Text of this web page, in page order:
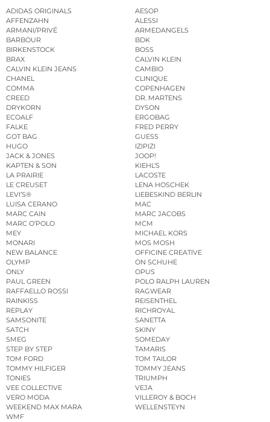
ADIDAS ORIGINALS
AESOP
AFFENZAHN
ALESSI
ARMANI/PRIVÉ
ARMEDANGELS
BARBOUR
BDK
BIRKENSTOCK
BOSS
BRAX
CALVIN KLEIN
CALVIN KLEIN JEANS
CAMBIO
CHANEL
CLINIQUE
COMMA
COPENHAGEN
CREED
DR. MARTENS
DRYKORN
DYSON
ECOALF
ERGOBAG
FALKE
FRED PERRY
GOT BAG
GUESS
HUGO
IZIPIZI
JACK & JONES
JOOP!
KAPTEN & SON
KIEHL’S
LA PRAIRIE
LACOSTE
LE CREUSET
LENA HOSCHEK
LEVI’S®
LIEBESKIND BERLIN
LUISA CERANO
MAC
MARC CAIN
MARC JACOBS
MARC O’POLO
MCM
MEY
MICHAEL KORS
MONARI
MOS MOSH
NEW BALANCE
OFFICINE CREATIVE
OLYMP
ON SCHUHE
ONLY
OPUS
PAUL GREEN
POLO RALPH LAUREN
RAFFAELLO ROSSI
RAGWEAR
RAINKISS
REISENTHEL
REPLAY
RICHROYAL
SAMSONITE
SANETTA
SATCH
SKINY
SMEG
SOMEDAY
STEP BY STEP
TAMARIS
TOM FORD
TOM TAILOR
TOMMY HILFIGER
TOMMY JEANS
TONIES
TRIUMPH
VEE COLLECTIVE
VEJA
VERO MODA
VILLEROY & BOCH
WEEKEND MAX MARA
WELLENSTEYN
WMF